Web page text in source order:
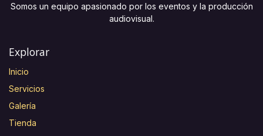
Somos un equipo apasionado por los eventos y la producción
audiovisual.
Explorar
Inicio
Servicios
Galería
Tienda